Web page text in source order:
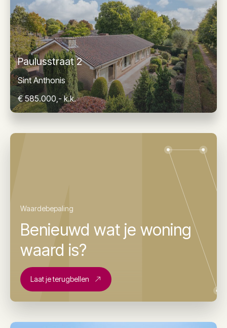
Paulusstraat 2
Sint Anthonis
€ 585.000,- k.k.
Waardebepaling
Benieuwd wat je woning
waard is?
Laat je terugbellen